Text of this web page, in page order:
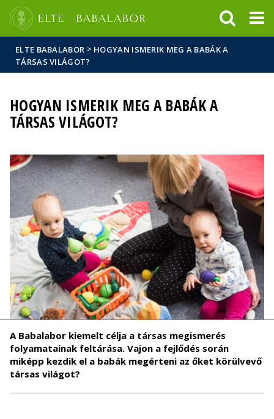
Hírek
Események
ELTE a
sajtóban
ELTE BABALABOR > HOGYAN ISMERIK MEG A BABÁK A
TÁRSAS VILÁGOT?
HOGYAN ISMERIK MEG A BABÁK A
TÁRSAS VILÁGOT?
A Babalabor kiemelt célja a társas megismerés
folyamatainak feltárása. Vajon a fejlődés során
miképp kezdik el a babák megérteni az őket körülvevő
társas világot?